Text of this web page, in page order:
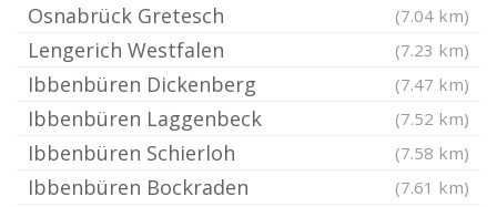
Osnabrück Gretesch (7.04 km)
Lengerich Westfalen (7.23 km)
Ibbenbüren Dickenberg (7.47 km)
Ibbenbüren Laggenbeck (7.52 km)
Ibbenbüren Schierloh (7.58 km)
Ibbenbüren Bockraden (7.61 km)